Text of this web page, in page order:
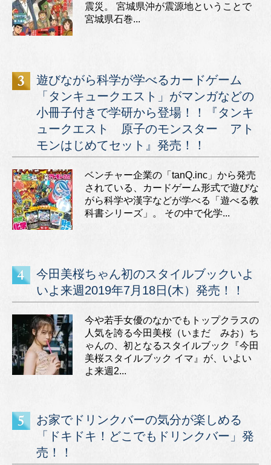
震災。 宮城県沖が震源地ということで
宮城県石巻...
遊びながら科学が学べるカードゲーム
「タンキュークエスト」がマンガなどの
小冊子付きで学研から登場！！『タンキ
ュークエスト 原子のモンスター アト
モンはじめてセット』発売！！
ベンチャー企業の「tanQ.inc」から発売
されている、カードゲーム形式で遊びな
がら科学や漢字などが学べる「遊べる教
科書シリーズ」。 その中で化学...
今田美桜ちゃん初のスタイルブックいよ
いよ来週2019年7月18日(木）発売！！
今や若手女優のなかでもトップクラスの
人気を誇る今田美桜（いまだ みお）ち
ゃんの、初となるスタイルブック『今田
美桜スタイルブック イマ』が、いよい
よ来週2...
お家でドリンクバーの気分が楽しめる
「ドキドキ！どこでもドリンクバー」発
売！！